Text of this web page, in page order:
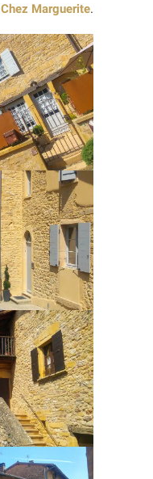
Chez Marguerite.